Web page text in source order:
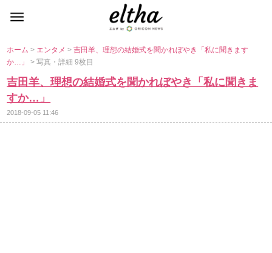
ホーム> エンタメ>吉田羊、理想の結婚式を聞かれぼやき「私に聞きます
か…」> 写真・詳細 9枚目
吉田羊、理想の結婚式を聞かれぼやき「私に聞きま
すか…」
2018-09-05 11:46